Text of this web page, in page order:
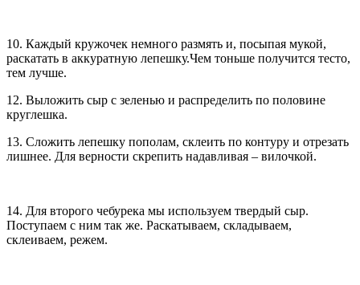
10. Каждый кружочек немного размять и, посыпая мукой,
раскатать в аккуратную лепешку.Чем тоньше получится тесто,
тем лучше.
12. Выложить сыр с зеленью и распределить по половине
круглешка.
13. Сложить лепешку пополам, склеить по контуру и отрезать
лишнее. Для верности скрепить надавливая – вилочкой.
14. Для второго чебурека мы используем твердый сыр.
Поступаем с ним так же. Раскатываем, складываем,
склеиваем, режем.